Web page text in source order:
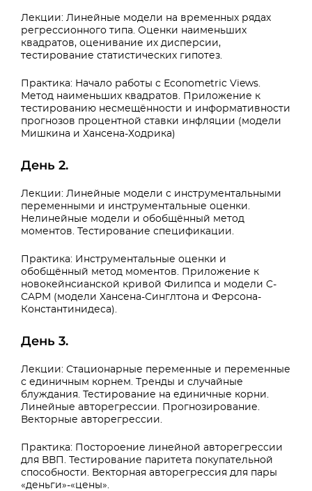
Лекции: Линейные модели на временных рядах
регрессионного типа. Оценки наименьших
квадратов, оценивание их дисперсии,
тестирование статистических гипотез.
Практика: Начало работы с Econometric Views.
Метод наименьших квадратов. Приложение к
тестированию несмещённости и информативности
прогнозов процентной ставки инфляции (модели
Мишкина и Хансена-Ходрика)
День 2.
Лекции: Линейные модели с инструментальными
переменными и инструментальные оценки.
Нелинейные модели и обобщённый метод
моментов. Тестирование спецификации.
Практика: Инструментальные оценки и
обобщённый метод моментов. Приложение к
новокейнсианской кривой Филипса и модели C-
CAPM (модели Хансена-Синглтона и Ферсона-
Константинидеса).
День 3.
Лекции: Стационарные переменные и переменные
с единичным корнем. Тренды и случайные
блуждания. Тестирование на единичные корни.
Линейные авторегрессии. Прогнозирование.
Векторные авторегрессии.
Практика: Постороение линейной авторегрессии
для ВВП. Тестирование паритета покупательной
способности. Векторная авторегрессия для пары
«деньги»-«цены».